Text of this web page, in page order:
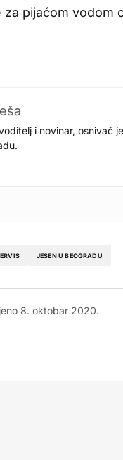
za pijaćom vodom
i novinar, osnivač
JESEN U BEOGRADU
8. oktobar 2020.